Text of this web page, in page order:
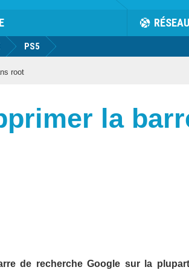
RÉSEAU
PS5
root
la
de recherche Google sur la